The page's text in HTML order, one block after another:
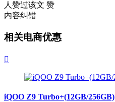
人赞过该文 赞
内容纠错
相关电商优惠

iQOO Z9 Turbo+(12GB/256GB)